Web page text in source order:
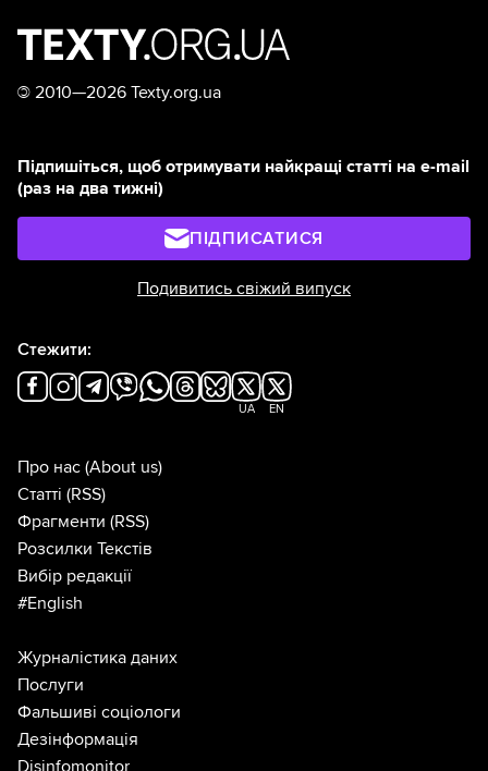
© 2010—2026 Texty.org.ua
Підпишіться, щоб отримувати найкращі статті на e-mail
(раз на два тижні)
ПІДПИСАТИСЯ
Подивитись свіжий випуск
Стежити:
UA EN
Про нас (About us)
Статті (RSS)
Фрагменти (RSS)
Розсилки Текстів
Вибір редакції
#English
Журналістика даних
Послуги
Фальшиві соціологи
Дезінформація